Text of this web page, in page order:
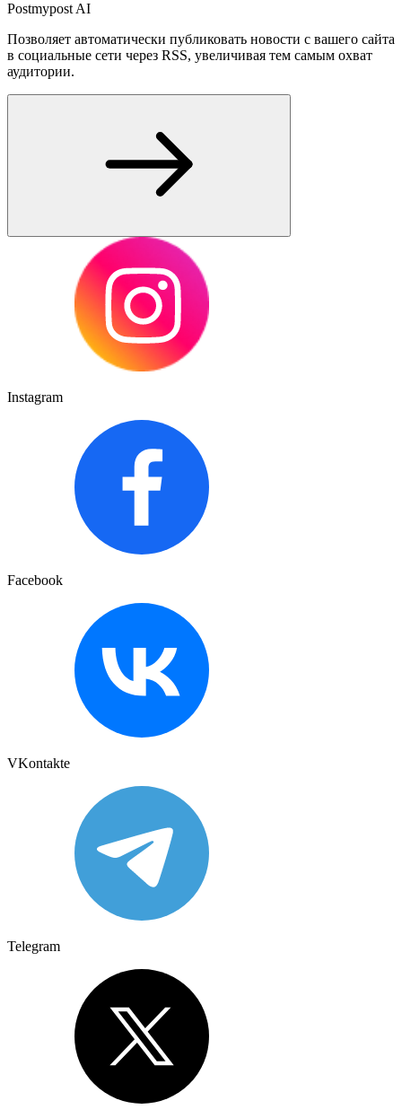
Postmypost AI
Позволяет автоматически публиковать новости с вашего сайта
в социальные сети через RSS, увеличивая тем самым охват
аудитории.
Instagram
Facebook
VKontakte
Telegram